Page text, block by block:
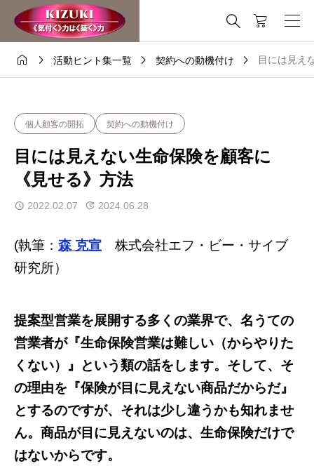

  活動ヒント集一覧  契約への動機付け  目には見え
個人顧客の開拓 契約への動機付け
目には見えない生命保険を顧客に
《見せる》方法
2022.02.07 2024.06.28
(執筆： 森 克宣 株式会社エフ・ビー・サイブ
研究所）
提案型営業を展開する多くの業界で、名うての
営業者が『生命保険営業は難しい（からやりた
くない）』という類の話をします。そして、そ
の理由を『保険が目に見えない商品だからだ』
とするのですが、それは少し違うかも知れませ
ん。商品が目に見えないのは、生命保険だけで
はないからです。
これはデモストアです — 注文は出来ません。 非表示